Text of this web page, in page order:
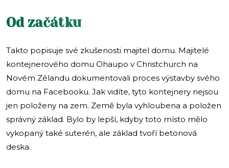
Od začátku
Takto popisuje své zkušenosti majitel domu. Majitelé
kontejnerového domu Ohaupo v Christchurch na
Novém Zélandu dokumentovali proces výstavby svého
domu na Facebooku. Jak vidíte, tyto kontejnery nejsou
jen položeny na zem. Země byla vyhloubena a položen
správný základ. Bylo by lepší, kdyby toto místo mělo
vykopaný také suterén, ale základ tvoří betonová
deska.